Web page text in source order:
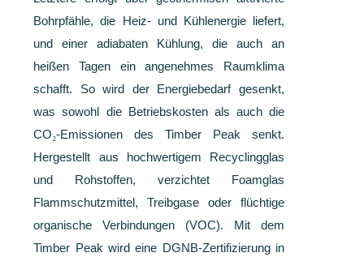
Bohrpfähle, die Heiz- und Kühlenergie liefert,
und einer adiabaten Kühlung, die auch an
heißen Tagen ein angenehmes Raumklima
schafft. So wird der Energiebedarf gesenkt,
was sowohl die Betriebskosten als auch die
CO₂-Emissionen des Timber Peak senkt.
Hergestellt aus hochwertigem Recyclingglas
und Rohstoffen, verzichtet Foamglas
Flammschutzmittel, Treibgase oder flüchtige
organische Verbindungen (VOC). Mit dem
Timber Peak wird eine DGNB-Zertifizierung in